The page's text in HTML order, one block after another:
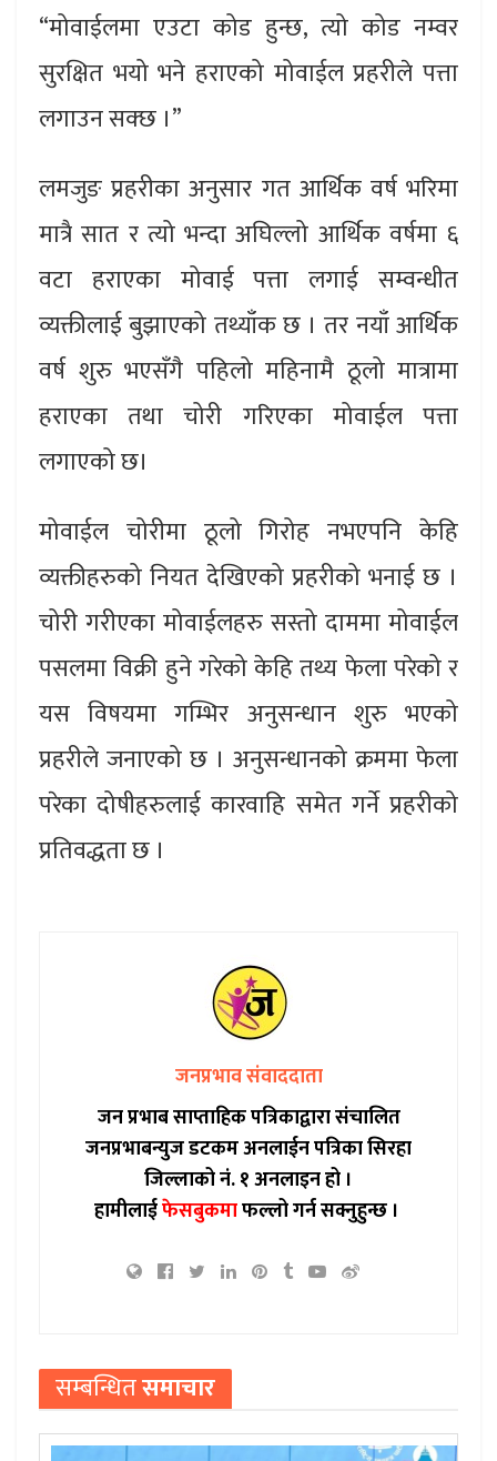
“मोवाईलमा एउटा कोड हुन्छ, त्यो कोड नम्वर
सुरक्षित भयो भने हराएको मोवाईल प्रहरीले पत्ता
लगाउन सक्छ ।”
लमजुङ प्रहरीका अनुसार गत आर्थिक वर्ष भरिमा
मात्रै सात र त्यो भन्दा अघिल्लो आर्थिक वर्षमा ६
वटा हराएका मोवाई पत्ता लगाई सम्वन्धीत
व्यक्तीलाई बुझाएको तथ्याँक छ । तर नयाँ आर्थिक
वर्ष शुरु भएसँगै पहिलो महिनामै ठूलो मात्रामा
हराएका तथा चोरी गरिएका मोवाईल पत्ता
लगाएको छ।
मोवाईल चोरीमा ठूलो गिरोह नभएपनि केहि
व्यक्तीहरुको नियत देखिएको प्रहरीको भनाई छ ।
चोरी गरीएका मोवाईलहरु सस्तो दाममा मोवाईल
पसलमा विक्री हुने गरेको केहि तथ्य फेला परेको र
यस विषयमा गम्भिर अनुसन्धान शुरु भएको
प्रहरीले जनाएको छ । अनुसन्धानको क्रममा फेला
परेका दोषीहरुलाई कारवाहि समेत गर्ने प्रहरीको
प्रतिवद्धता छ ।
जनप्रभाव संवाददाता
जन प्रभाब साप्ताहिक पत्रिकाद्वारा संचालित
जनप्रभाबन्युज डटकम अनलाईन पत्रिका सिरहा
जिल्लाको नं. १ अनलाइन हो ।
हामीलाईफेसबुकमाफल्लो गर्न सक्नुहुन्छ ।
सम्बन्धितसमाचार